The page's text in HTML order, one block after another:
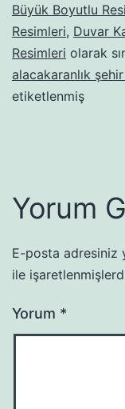
Büyük Boyutlu
Resimleri, Duvar
Resimleri olarak
alacakaranlık
etiketlenmiş
Yorum
E-posta adresiniz
ile
Yorum *